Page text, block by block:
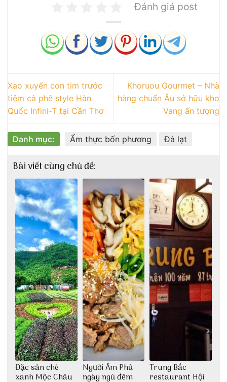
Đánh giá post
Xao xuyến con tim trước
tiệm cà phê style Hàn
Quốc Infini-T tại Cần Thơ
Khoruou Gourmet – Nhà
hàng chuẩn Âu sở hữu kho
Vang ấn tượng
Danh mục: Ẩm thực bốn phương Đà lạt
Bài viết cùng chủ đề:
Đặc sản chè
xanh Mộc Châu
Người Âm Phủ
ngày ngủ đêm
Trung Bắc
restaurant Hội